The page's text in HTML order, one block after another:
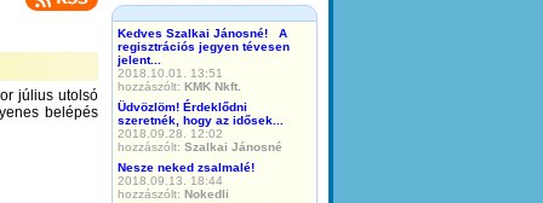
július utolsó
belépés
Kedves Szalkai Jánosné! A
regisztrációs jegyen tévesen
jelent...
2018.10.01. 13:51
hozzászólt: KMK Nkft.
Üdvözlöm! Érdeklődni
szeretnék, hogy az idősek...
2018.09.28. 12:02
hozzászólt: Szalkai Jánosné
Nesze neked zsalmalé!
2018.09.13. 18:44
hozzászólt: Nokedli